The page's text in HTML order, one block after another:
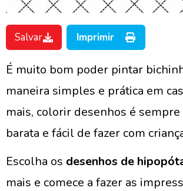
Salvar Imprimir
É muito bom poder pintar
maneira simples e prática em
mais, colorir desenhos é
barata e fácil de fazer com
Escolha os desenhos de
mais e comece a fazer as